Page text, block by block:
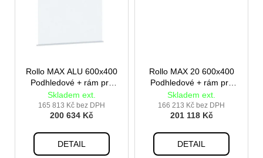
Rollo MAX ALU 600x400
Podhledové + rám pro
vestavbu
Skladem ext.
165 813 Kč bez DPH
200 634 Kč
DETAIL
Rollo MAX 20 600x400
Podhledové + rám pro
vestavbu
Skladem ext.
166 213 Kč bez DPH
201 118 Kč
DETAIL